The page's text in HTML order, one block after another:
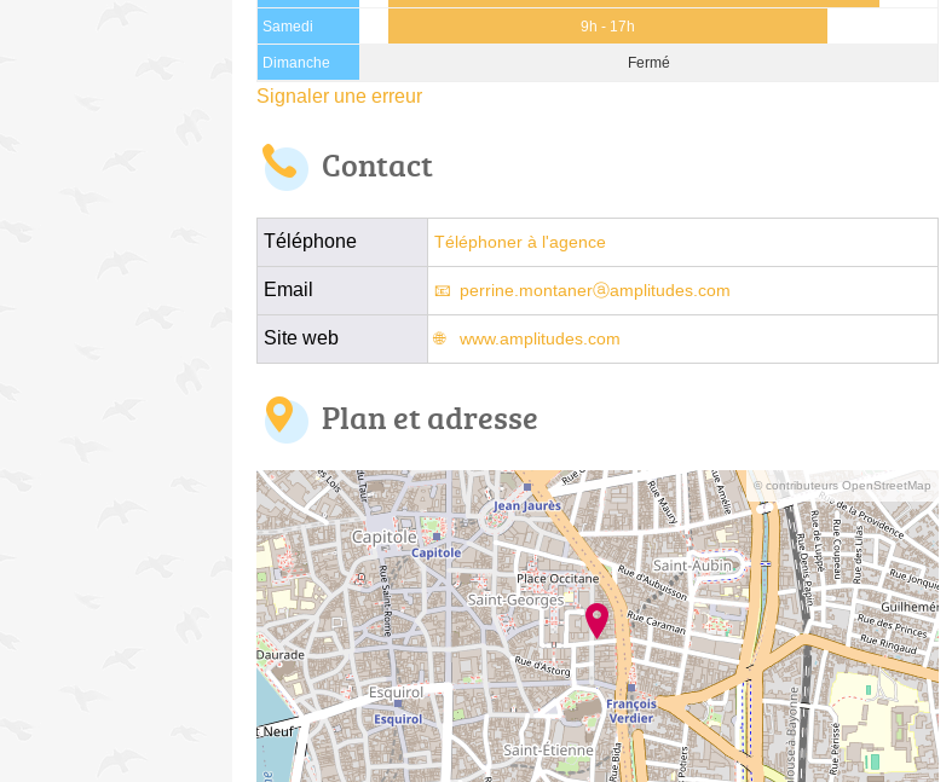
Samedi 9h - 17h
Dimanche Fermé
Signaler une erreur
Contact
Téléphone Téléphoner à l'agence
Email perrine.montanerⓐamplitudes.com
Site web www.amplitudes.com
Plan et adresse
© contributeurs OpenStreetMap